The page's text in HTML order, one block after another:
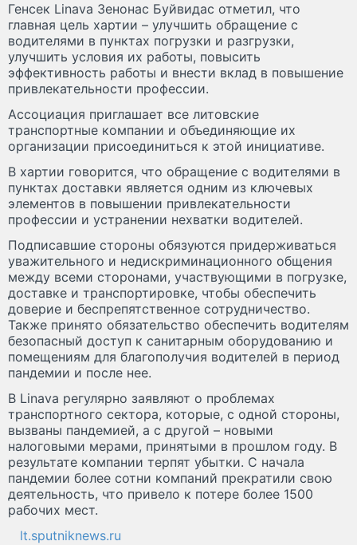
Генсек Linava Зенонас Буйвидас отметил, что
главная цель хартии – улучшить обращение с
водителями в пунктах погрузки и разгрузки,
улучшить условия их работы, повысить
эффективность работы и внести вклад в повышение
привлекательности профессии.
Ассоциация приглашает все литовские
транспортные компании и объединяющие их
организации присоединиться к этой инициативе.
В хартии говорится, что обращение с водителями в
пунктах доставки является одним из ключевых
элементов в повышении привлекательности
профессии и устранении нехватки водителей.
Подписавшие стороны обязуются придерживаться
уважительного и недискриминационного общения
между всеми сторонами, участвующими в погрузке,
доставке и транспортировке, чтобы обеспечить
доверие и беспрепятственное сотрудничество.
Также принято обязательство обеспечить водителям
безопасный доступ к санитарным оборудованию и
помещениям для благополучия водителей в период
пандемии и после нее.
В Linava регулярно заявляют о проблемах
транспортного сектора, которые, с одной стороны,
вызваны пандемией, а с другой – новыми
налоговыми мерами, принятыми в прошлом году. В
результате компании терпят убытки. С начала
пандемии более сотни компаний прекратили свою
деятельность, что привело к потере более 1500
рабочих мест.
lt.sputniknews.ru